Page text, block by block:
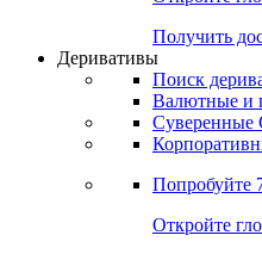
Получить
Деривативы
Поиск
Валютные и
Суверенные
Попробуйте
Откройте